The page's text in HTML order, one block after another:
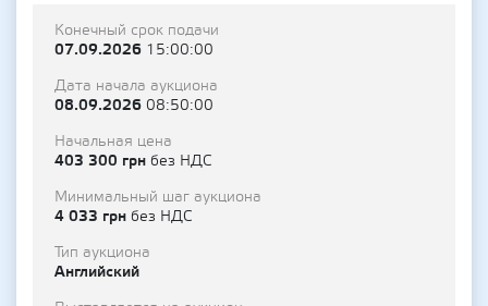
Конечный срок подачи
07.09.2026 15:00:00
Дата начала аукциона
08.09.2026 08:50:00
Начальная цена
403 300 грн без НДС
Минимальный шаг аукциона
4 033 грн без НДС
Тип аукциона
Английский